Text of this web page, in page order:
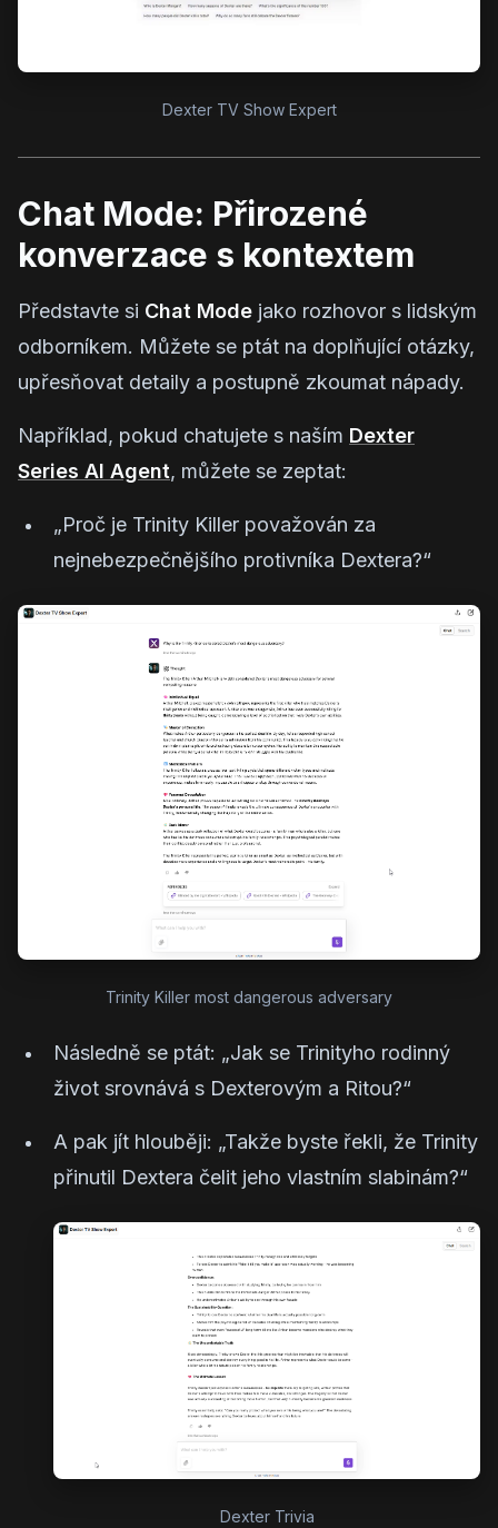
Dexter TV Show Expert
Chat Mode: Přirozené
konverzace s kontextem
Představte si Chat Mode jako rozhovor s lidským
odborníkem. Můžete se ptát na doplňující otázky,
upřesňovat detaily a postupně zkoumat nápady.
Například, pokud chatujete s naším Dexter
Series AI Agent, můžete se zeptat:
„Proč je Trinity Killer považován za
nejnebezpečnějšího protivníka Dextera?“
Trinity Killer most dangerous adversary
Následně se ptát: „Jak se Trinityho rodinný
život srovnává s Dexterovým a Ritou?“
A pak jít hlouběji: „Takže byste řekli, že Trinity
přinutil Dextera čelit jeho vlastním slabinám?“
Dexter Trivia